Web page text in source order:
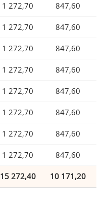
1 272,70 847,60
1 272,70 847,60
1 272,70 847,60
1 272,70 847,60
1 272,70 847,60
1 272,70 847,60
1 272,70 847,60
1 272,70 847,60
15 272,40 10 171,20